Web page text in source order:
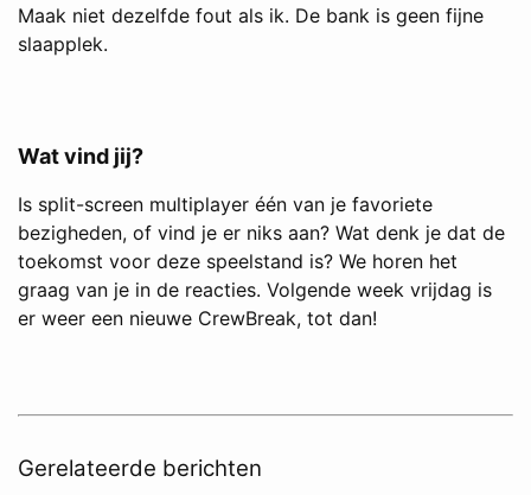
Maak niet dezelfde fout als ik. De bank is geen fijne
slaapplek.
Wat vind jij?
Is split-screen multiplayer één van je favoriete
bezigheden, of vind je er niks aan? Wat denk je dat de
toekomst voor deze speelstand is? We horen het
graag van je in de reacties. Volgende week vrijdag is
er weer een nieuwe CrewBreak, tot dan!
Gerelateerde berichten